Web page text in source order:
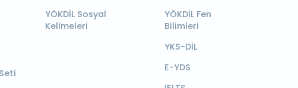
YÖKDİL Sosyal
Kelimeleri
YÖKDİL Fen
Bilimleri
YKS-DİL
E-YDS